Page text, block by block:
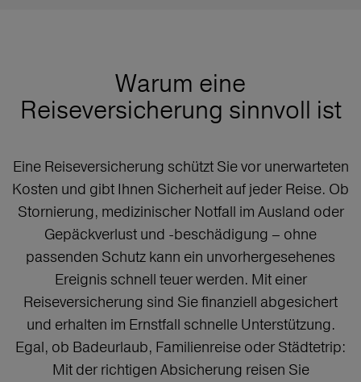
Warum eine
Reiseversicherung sinnvoll ist
Eine Reiseversicherung schützt Sie vor unerwarteten
Kosten und gibt Ihnen Sicherheit auf jeder Reise. Ob
Stornierung, medizinischer Notfall im Ausland oder
Gepäckverlust und -beschädigung – ohne
passenden Schutz kann ein unvorhergesehenes
Ereignis schnell teuer werden. Mit einer
Reiseversicherung sind Sie finanziell abgesichert
und erhalten im Ernstfall schnelle Unterstützung.
Egal, ob Badeurlaub, Familienreise oder Städtetrip:
Mit der richtigen Absicherung reisen Sie